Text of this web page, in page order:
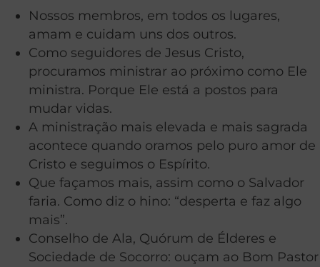
Nossos membros, em todos os lugares,
amam e cuidam uns dos outros.
Como seguidores de Jesus Cristo,
procuramos ministrar ao próximo como Ele
ministra. Porque Ele está a postos para
mudar vidas.
A ministração mais elevada e mais sagrada
acontece quando oramos pelo puro amor de
Cristo e seguimos o Espírito.
Que façamos mais, assim como o Salvador
faria. Como diz o hino: “desperta e faz algo
mais”.
Conselho de Ala, Quórum de Élderes e
Sociedade de Socorro: ouçam ao Bom Pastor